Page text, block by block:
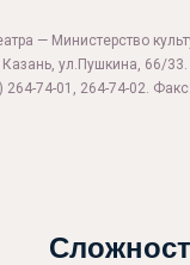
— Министерство
ул.Пушкина, 66/33.
74-01, 264-74-02.